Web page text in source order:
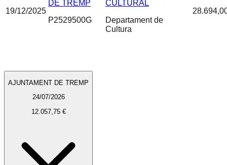
19/12/2025
DE TREMP
P2529500G
CULTURAL
Departament de
Cultura
AJUNTAMENT DE TREMP
24/07/2026
12.057,75 €